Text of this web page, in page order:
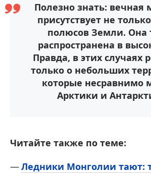
Полезно знать: вечная
присутствует не
полюсов Земли. Она
распространена в
Правда, в этих случаях
только о небольших
которые несравнимо
Арктики и
Читайте также по теме:
Ледники Монголии тают: